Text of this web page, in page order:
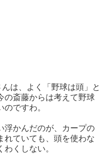
は、よく「野球は頭」と
の斎藤からは考えて野球
ですわ。
浮かんだのが、カープの
れていても、頭を使わな
くしない。